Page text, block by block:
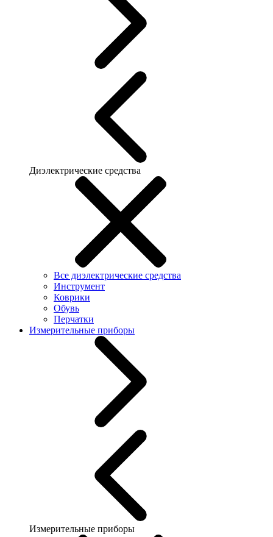
Диэлектрические средства
Все диэлектрические средства
Инструмент
Коврики
Обувь
Перчатки
Измерительные приборы
Измерительные приборы